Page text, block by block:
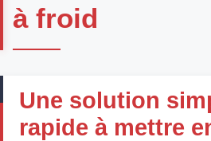
à froid
Une solution
rapide à mettre